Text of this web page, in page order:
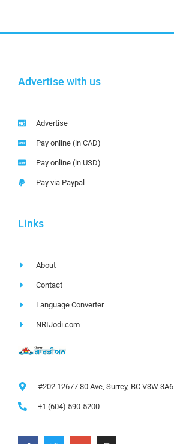
Advertise with us
Advertise
Pay online (in CAD)
Pay online (in USD)
Pay via Paypal
Links
About
Contact
Language Converter
NRIJodi.com
#202 12677 80 Ave, Surrey, BC V3W 3A6
+1 (604) 590-5200